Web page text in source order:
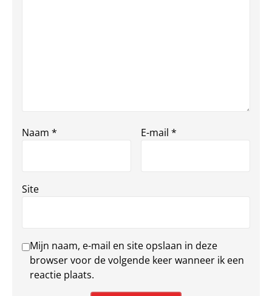
Naam * E-mail *
Site
Mijn naam, e-mail en site opslaan in deze
browser voor de volgende keer wanneer ik een
reactie plaats.